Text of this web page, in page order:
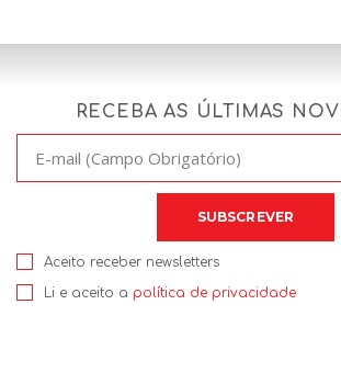
RECEBA AS ÚLTIMAS
Aceito receber newsletters
Li e aceito a política de privacidade